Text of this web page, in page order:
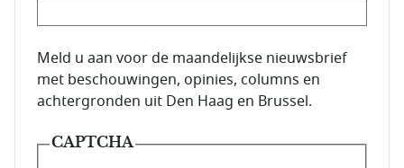
E-mailadres van de abonnee.
Meld u aan voor de maandelijkse nieuwsbrief
met beschouwingen, opinies, columns en
achtergronden uit Den Haag en Brussel.
CAPTCHA